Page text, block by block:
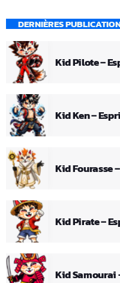
DERNIÈRES
Kid Pilote –
Kid Ken –
Kid Fourasse
Kid Pirate –
Kid Samourai